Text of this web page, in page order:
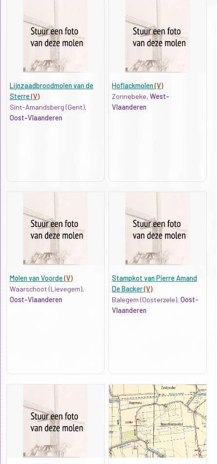
Lijnzaadbroodmolen van de
Sterre(V)
Sint-Amandsberg (Gent),
Oost-Vlaanderen
Hoflackmolen(V)
Zonnebeke,West-
Vlaanderen
Molen van Voorde(V)
Waarschoot (Lievegem),
Oost-Vlaanderen
Stampkot van Pierre Amand
De Backer(V)
Balegem (Oosterzele),Oost-
Vlaanderen